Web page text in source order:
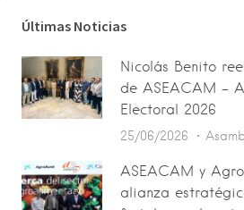
Últimas Noticias
Nicolás Benito
de ASEACAM –
Electoral 2026
25/06/2026
ASEACAM y
alianza